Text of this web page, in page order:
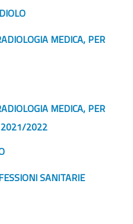
MEDICA, PER
MEDICA, PER
2021/2022
SANITARIE